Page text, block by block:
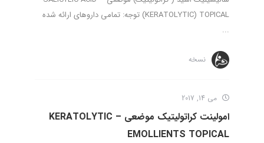
(KERATOLYTIC) TOPICAL توجه: تمامی داروهای ارائه شده
...
نسخه
می 14, 2017
امولینت کراتولیتیک موضعی – KERATOLYTIC
EMOLLIENTS TOPICAL